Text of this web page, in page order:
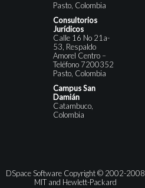
Pasto, Colombia
Consultorios
Jurídicos
Calle 16 No 21a-
53, Respaldo
Amorel Centro –
Teléfono 7200352
Pasto, Colombia
Campus San
Damián
Catambuco,
Colombia
DSpace Software Copyright © 2002-2008
MIT and Hewlett-Packard